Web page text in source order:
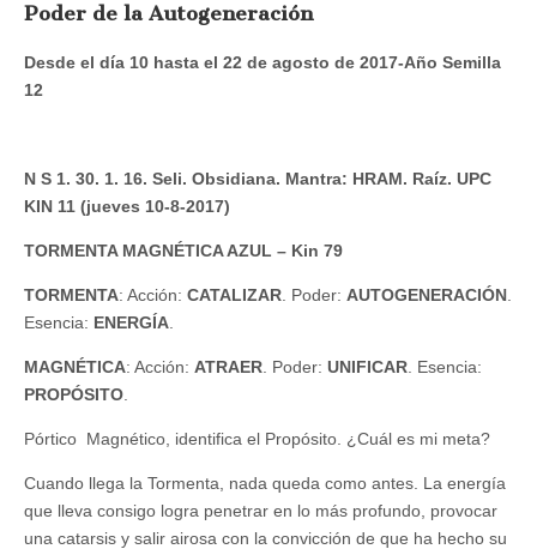
Poder de la Autogeneración
Desde el día 10 hasta el 22 de agosto de 2017-Año Semilla
12
N S 1. 30. 1. 16. Seli. Obsidiana. Mantra: HRAM. Raíz. UPC
KIN 11 (jueves 10-8-2017)
TORMENTA MAGNÉTICA AZUL – Kin 79
TORMENTA: Acción: CATALIZAR. Poder: AUTOGENERACIÓN.
Esencia: ENERGÍA.
MAGNÉTICA: Acción: ATRAER. Poder: UNIFICAR. Esencia:
PROPÓSITO.
Pórtico Magnético, identifica el Propósito. ¿Cuál es mi meta?
Cuando llega la Tormenta, nada queda como antes. La energía
que lleva consigo logra penetrar en lo más profundo, provocar
una catarsis y salir airosa con la convicción de que ha hecho su